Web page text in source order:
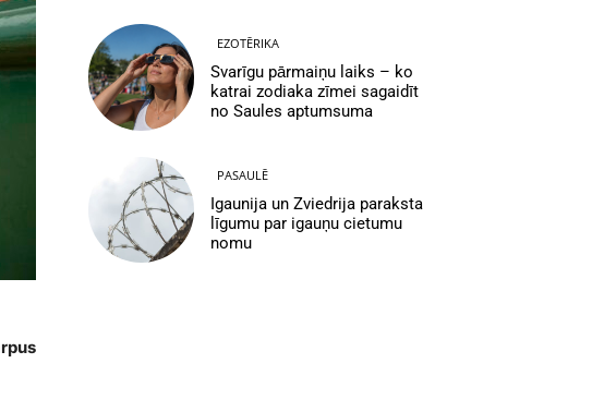
EZOTĒRIKA
Svarīgu pārmaiņu laiks – ko
katrai zodiaka zīmei sagaidīt
no Saules aptumsuma
PASAULĒ
Igaunija un Zviedrija paraksta
līgumu par igauņu cietumu
nomu